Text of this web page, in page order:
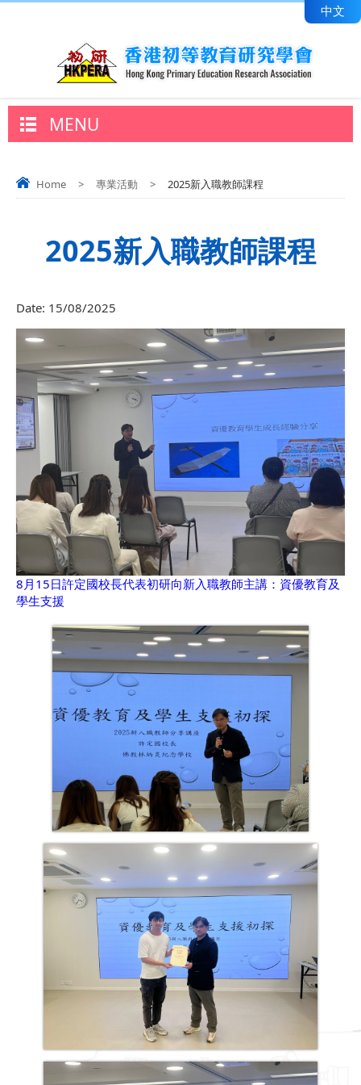
中文
MENU
Home > 專業活動 > 2025新入職教師課程
2025新入職教師課程
Date: 15/08/2025
8月15日許定國校長代表初研向新入職教師主講：資優教育及
學生支援